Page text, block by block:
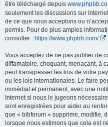
être téléchargé depuis
seulement les discussions sur
de ce que nous acceptons ou
permis. Pour de plus amples
consulter : https://www.phpbb.com/
Vous acceptez de ne pas publier de
diffamatoire, choquant, menaçant, à
peut transgresser les lois de votre
ou les lois internationales. Le faire
immédiat et permanent, avec une
Internet si nous le jugeons
sont enregistrées pour aider au
que « bibforum » supprime, modifie,
lorsque nous estimons que cela est